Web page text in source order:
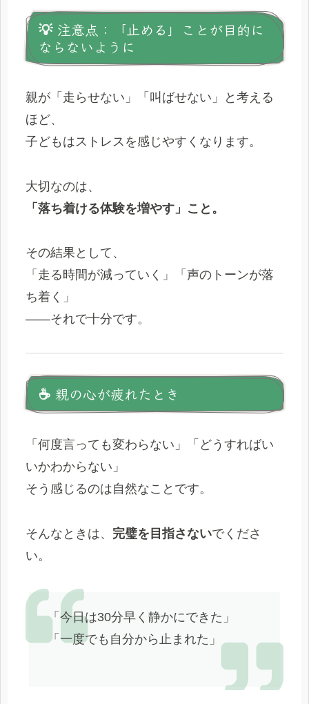
💡 注意点：「止める」ことが目的に
ならないように
親が「走らせない」「叫ばせない」と考える
ほど、
子どもはストレスを感じやすくなります。
大切なのは、
「落ち着ける体験を増やす」こと。
その結果として、
「走る時間が減っていく」「声のトーンが落
ち着く」
――それで十分です。
☕ 親の心が疲れたとき
「何度言っても変わらない」「どうすればい
いかわからない」
そう感じるのは自然なことです。
そんなときは、 完璧を目指さないでくださ
い。
「今日は30分早く静かにできた」
「一度でも自分から止まれた」